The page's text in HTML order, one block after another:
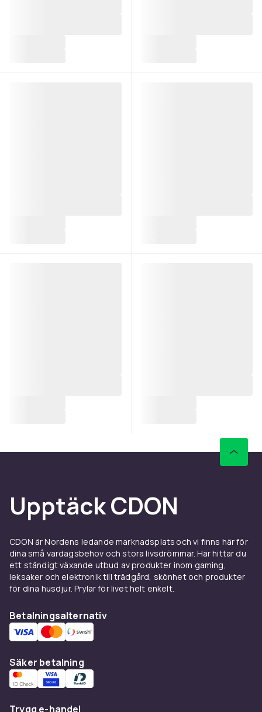
Upptäck CDON
CDON är Nordens ledande marknadsplats och vi finns här för
dina små vardagsbehov och stora livsdrömmar. Här hittar du
ett ständigt växande utbud av produkter inom gaming,
leksaker och elektronik till trädgård, skönhet och produkter
för dina husdjur. Prylar för livet helt enkelt.
Betalningsalternativ
Säker betalning
Trygg e-handel